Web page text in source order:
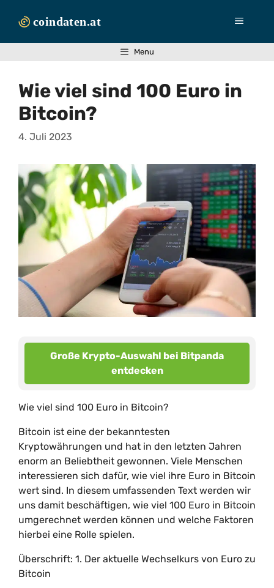
Inhalt
Menü
Menu
Wie viel sind 100 Euro in
Bitcoin?
4. Juli 2023
Große Krypto-Auswahl bei Bitpanda
entdecken
Wie viel sind 100 Euro in Bitcoin?
Bitcoin ist eine der bekanntesten
Kryptowährungen und hat in den letzten Jahren
enorm an Beliebtheit gewonnen. Viele Menschen
interessieren sich dafür, wie viel ihre Euro in Bitcoin
wert sind. In diesem umfassenden Text werden wir
uns damit beschäftigen, wie viel 100 Euro in Bitcoin
umgerechnet werden können und welche Faktoren
hierbei eine Rolle spielen.
Überschrift: 1. Der aktuelle Wechselkurs von Euro zu
Bitcoin